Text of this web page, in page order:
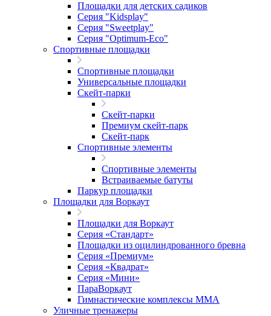
Площадки для детских садиков
Серия "Kidsplay"
Серия "Sweetplay"
Серия "Оptimum-Еco"
Спортивные площадки
Спортивные площадки
Универсальные площадки
Скейт-парки
Скейт-парки
Премиум скейт-парк
Скейт-парк
Спортивные элементы
Спортивные элементы
Встраиваемые батуты
Паркур площадки
Площадки для Воркаут
Площадки для Воркаут
Серия «Стандарт»
Площадки из оцилиндрованного бревна
Серия «Премиум»
Серия «Квадрат»
Серия «Мини»
ПараВоркаут
Гимнастические комплексы ММА
Уличные тренажеры